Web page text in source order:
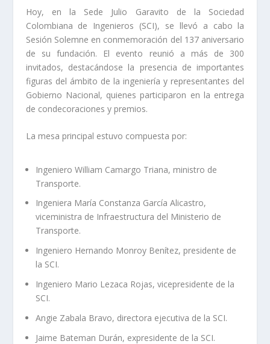
Hoy, en la Sede Julio Garavito de la Sociedad
Colombiana de Ingenieros (SCI), se llevó a cabo la
Sesión Solemne en conmemoración del 137 aniversario
de su fundación. El evento reunió a más de 300
invitados, destacándose la presencia de importantes
figuras del ámbito de la ingeniería y representantes del
Gobierno Nacional, quienes participaron en la entrega
de condecoraciones y premios.
La mesa principal estuvo compuesta por:
Ingeniero William Camargo Triana, ministro de
Transporte.
Ingeniera María Constanza García Alicastro,
viceministra de Infraestructura del Ministerio de
Transporte.
Ingeniero Hernando Monroy Benítez, presidente de
la SCI.
Ingeniero Mario Lezaca Rojas, vicepresidente de la
SCI.
Angie Zabala Bravo, directora ejecutiva de la SCI.
Jaime Bateman Durán, expresidente de la SCI.